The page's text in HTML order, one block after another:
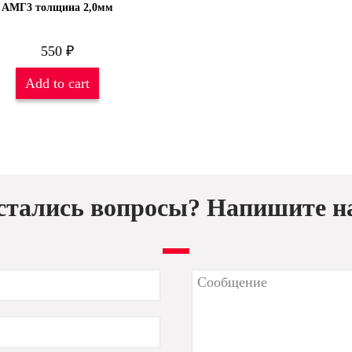
АМГ3 толщина 2,0мм
550 ₽
Add to cart
вопросы? Напишите